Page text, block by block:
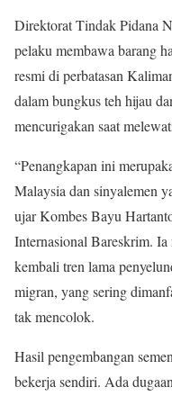
Direktorat Tindak Pidana
pelaku membawa barang
resmi di perbatasan
dalam bungkus teh hijau
mencurigakan saat
“Penangkapan ini
Malaysia dan sinyalemen
ujar Kombes Bayu
Internasional Bareskrim.
kembali tren lama
migran, yang sering
tak mencolok.
Hasil pengembangan
bekerja sendiri. Ada